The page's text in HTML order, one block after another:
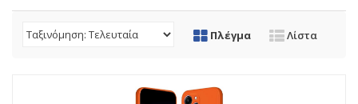
Πλέγμα Λίστα